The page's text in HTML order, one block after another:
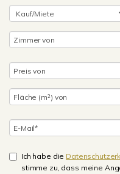
Ich habe die
stimme zu, dass meine